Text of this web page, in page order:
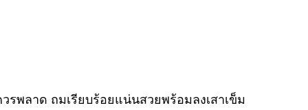
รพลาด ถมเรียบร้อยแน่นสวยพร้อมลงเสาเข็ม